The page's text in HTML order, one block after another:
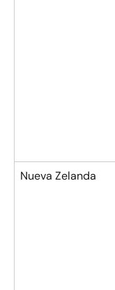
Nueva Zelanda